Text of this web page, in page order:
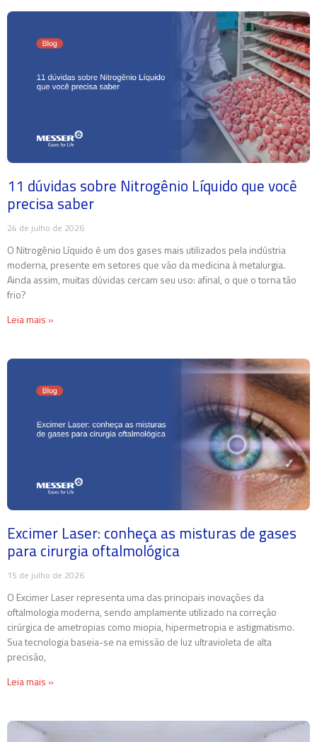
11 dúvidas sobre Nitrogênio Líquido que você
precisa saber
24 de julho de 2026
O Nitrogênio Líquido é um dos gases mais utilizados pela indústria
moderna, presente em setores que vão da medicina à metalurgia.
Ainda assim, muitas dúvidas cercam seu uso: afinal, o que o torna tão
frio?
Leia mais »
Excimer Laser: conheça as misturas de gases
para cirurgia oftalmológica
15 de julho de 2026
O Excimer Laser representa uma das principais inovações da
oftalmologia moderna, sendo amplamente utilizado na correção
cirúrgica de ametropias como miopia, hipermetropia e astigmatismo.
Sua tecnologia baseia-se na emissão de luz ultravioleta de alta
precisão,
Leia mais »